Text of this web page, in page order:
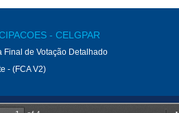
- CELGPAR
Final de Votação Detalhado
- (FCA V2)